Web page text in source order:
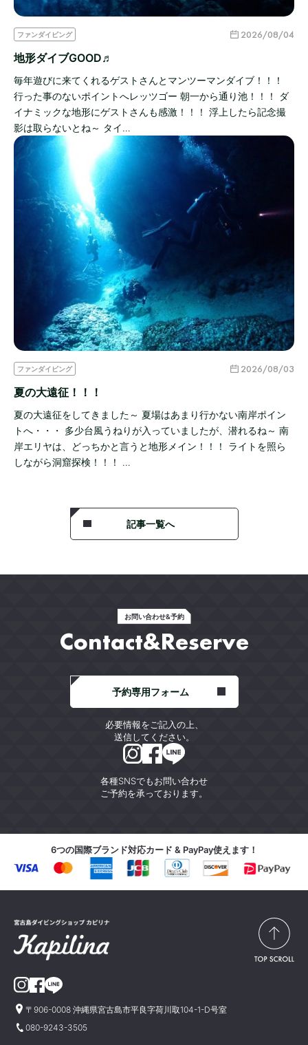
ファンダイビング 2026/08/04
地形ダイブGOOD♬
毎年遊びに来てくれるゲストさんとマンツーマンダイブ！！！
行った事のないポイントへレッツゴー 朝一から通り池！！！ ダ
イナミックな地形にゲストさんも感激！！！ 浮上したら記念撮
影は取らないとね～ タイ…
ファンダイビング 2026/08/03
夏の大遠征！！！
夏の大遠征をしてきました～ 夏場はあまり行かない南岸ポイン
トへ・・・ 多少台風うねりが入っていましたが、潜れるね～ 南
岸エリヤは、どっちかと言うと地形メイン！！！ ライトを照ら
しながら洞窟探検！！！ …
記事一覧へ
お問い合わせ&予約
Contact&Reserve
各種SNSでもお問い合わせ
ご予約を承っております。
予約専用フォーム
必要情報をご記入の上、
送信してください。
6つの国際ブランド対応カード & PayPay使えます！
〒906-0008 沖縄県宮古島市平良字荷川取104-1-D号室
080-9243-3505